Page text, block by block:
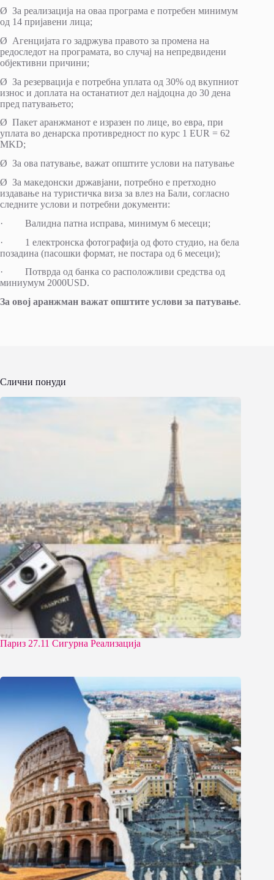
Ø За реализација на оваа програма е потребен минимум
од 14 пријавени лица;
Ø Агенцијата го задржува правото за промена на
редоследот на програмата, во случај на непредвидени
објективни причини;
Ø За резервација е потребна уплата од 30% од вкупниот
износ и доплата на останатиот дел најдоцна до 30 дена
пред патувањето;
Ø Пакет аранжманот е изразен по лице, во евра, при
уплата во денарска противредност по курс 1 EUR = 62
MKD;
Ø За ова патување, важат општите услови на патување
Ø За македонски државјани, потребно е претходно
издавање на туристичка виза за влез на Бали, согласно
следните услови и потребни документи:
· Валидна патна исправа, минимум 6 месеци;
· 1 електронска фотографија од фото студио, на бела
позадина (пасошки формат, не постара од 6 месеци);
· Потврда од банка со расположливи средства од
миниумум 2000USD.
За овој аранжман важат општите услови за патување.
Слични понуди
Париз 27.11 Сигурна Реализација